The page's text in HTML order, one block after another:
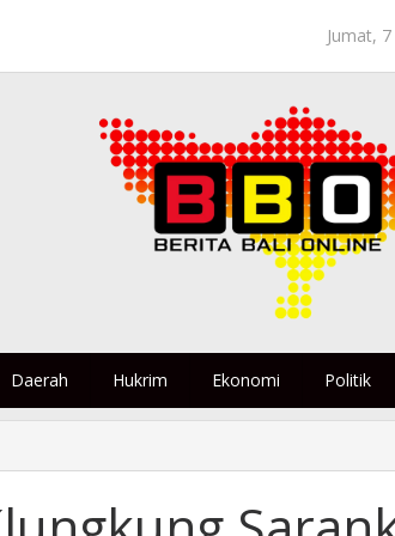
Jumat,
Daerah Hukrim Ekonomi Politik